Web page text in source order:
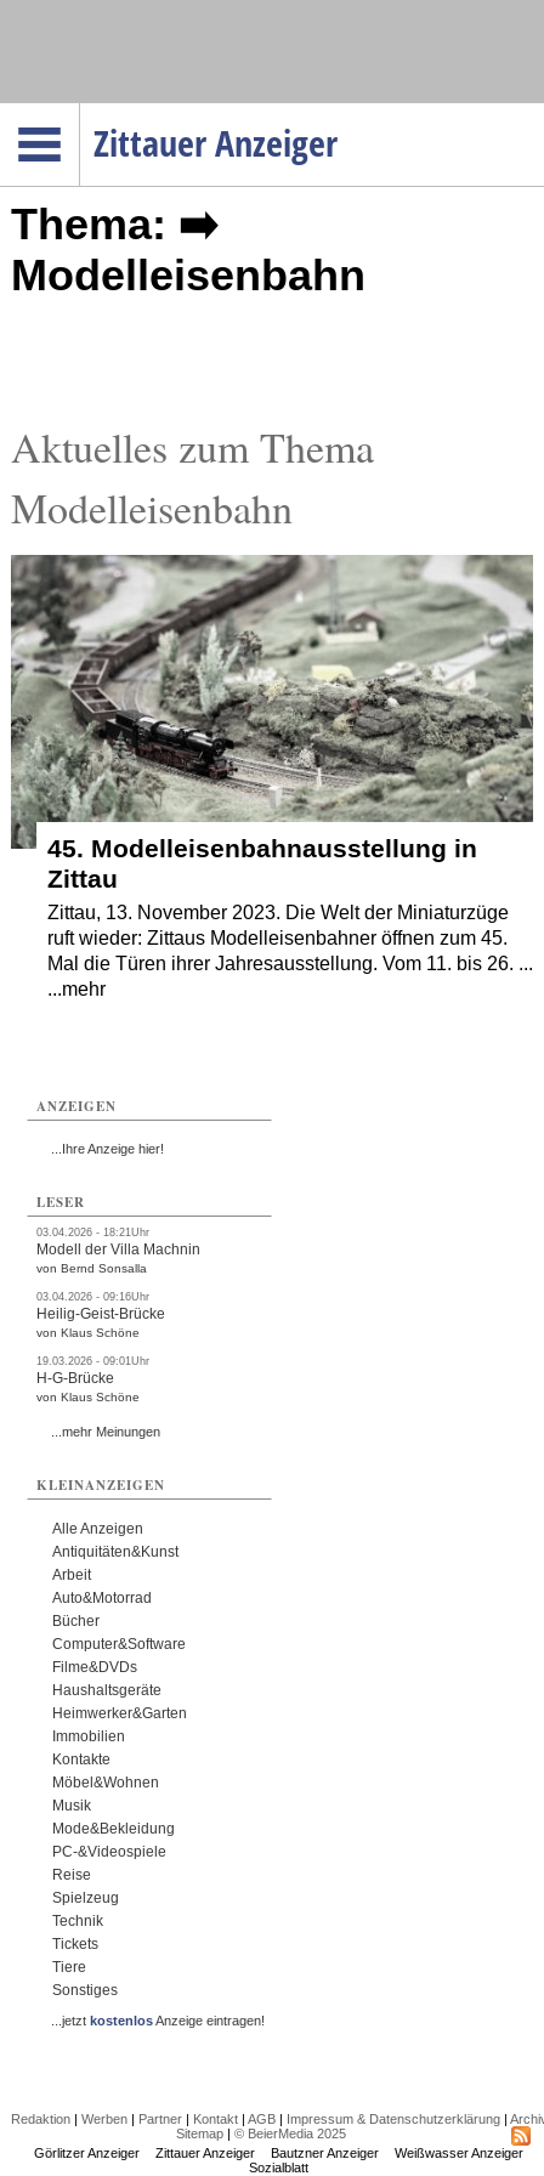
Zittauer Anzeiger
Menüpunkte
Startseite
Gesellschaft
Gesundheit
Kultur
Termine
Kostenlos
Thema: ➡️
Modelleisenbahn
Aktuelles zum Thema
Modelleisenbahn
45. Modelleisenbahnausstellung in
Zittau
Zittau, 13. November 2023. Die Welt der Miniaturzüge
ruft wieder: Zittaus Modelleisenbahner öffnen zum 45.
Mal die Türen ihrer Jahresausstellung. Vom 11. bis 26. ...
...mehr
ANZEIGEN
...Ihre Anzeige hier!
LESER
03.04.2026 - 18:21Uhr
Modell der Villa Machnin
von Bernd Sonsalla
03.04.2026 - 09:16Uhr
Heilig-Geist-Brücke
von Klaus Schöne
19.03.2026 - 09:01Uhr
H-G-Brücke
von Klaus Schöne
...mehr Meinungen
KLEINANZEIGEN
Alle Anzeigen
Antiquitäten&Kunst
Arbeit
Auto&Motorrad
Bücher
Computer&Software
Filme&DVDs
Haushaltsgeräte
Heimwerker&Garten
Immobilien
Kontakte
Möbel&Wohnen
Musik
Mode&Bekleidung
PC-&Videospiele
Reise
Spielzeug
Technik
Tickets
Tiere
Sonstiges
...jetztkostenlosAnzeige eintragen!
Redaktion| Werben| Partner| Kontakt| AGB| Impressum & Datenschutzerklärung|
Sitemap| © BeierMedia 2025
Görlitzer Anzeiger
Zittauer Anzeiger Bautzner Anzeiger
Weißwasser Anzeiger
Sozialblatt